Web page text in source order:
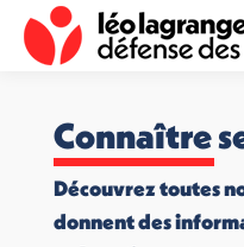
Connaître
Découvrez toutes
donnent des